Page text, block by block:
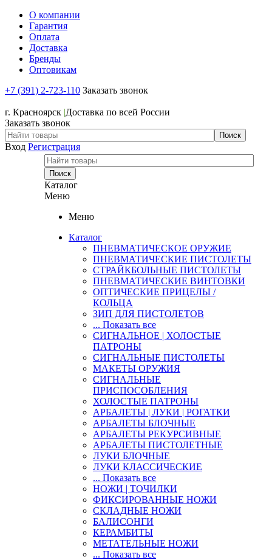
О компании
Гарантия
Оплата
Доставка
Бренды
Оптовикам
+7 (391) 2-723-110 Заказать звонок
г. Красноярск |Доставка по всей России
Заказать звонок
Вход Регистрация
Каталог
Меню
Меню
Каталог
ПНЕВМАТИЧЕСКОЕ ОРУЖИЕ
ПНЕВМАТИЧЕСКИЕ ПИСТОЛЕТЫ
СТРАЙКБОЛЬНЫЕ ПИСТОЛЕТЫ
ПНЕВМАТИЧЕСКИЕ ВИНТОВКИ
ОПТИЧЕСКИЕ ПРИЦЕЛЫ /
КОЛЬЦА
ЗИП ДЛЯ ПИСТОЛЕТОВ
... Показать все
СИГНАЛЬНОЕ | ХОЛОСТЫЕ
ПАТРОНЫ
СИГНАЛЬНЫЕ ПИСТОЛЕТЫ
МАКЕТЫ ОРУЖИЯ
СИГНАЛЬНЫЕ
ПРИСПОСОБЛЕНИЯ
ХОЛОСТЫЕ ПАТРОНЫ
АРБАЛЕТЫ | ЛУКИ | РОГАТКИ
АРБАЛЕТЫ БЛОЧНЫЕ
АРБАЛЕТЫ РЕКУРСИВНЫЕ
АРБАЛЕТЫ ПИСТОЛЕТНЫЕ
ЛУКИ БЛОЧНЫЕ
ЛУКИ КЛАССИЧЕСКИЕ
... Показать все
НОЖИ | ТОЧИЛКИ
ФИКСИРОВАННЫЕ НОЖИ
СКЛАДНЫЕ НОЖИ
БАЛИСОНГИ
КЕРАМБИТЫ
МЕТАТЕЛЬНЫЕ НОЖИ
... Показать все